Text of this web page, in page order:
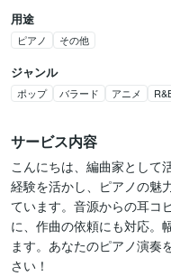
用途
ピアノ その他
ジャンル
ポップ バラード アニメ
サービス内容
こんにちは、編曲家として
経験を活かし、ピアノの魅
ています。音源からの耳コ
に、作曲の依頼にも対応。
ます。あなたのピアノ演奏
さい！